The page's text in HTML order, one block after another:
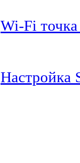
Wi-Fi
Настройка